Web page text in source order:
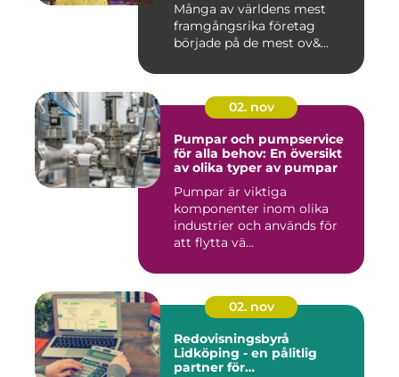
Många av världens mest
framgångsrika företag
började på de mest ov&...
02. nov
Pumpar och pumpservice
för alla behov: En översikt
av olika typer av pumpar
Pumpar är viktiga
komponenter inom olika
industrier och används för
att flytta vä...
02. nov
Redovisningsbyrå
Lidköping - en pålitlig
partner för